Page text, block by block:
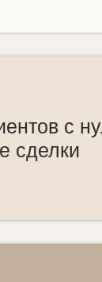
с
сделки